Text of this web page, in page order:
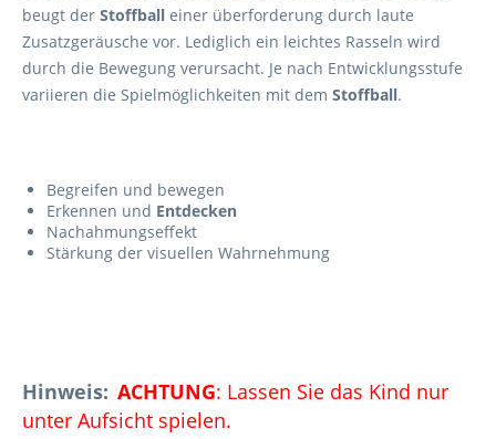
beugt der Stoffball einer überforderung durch laute
Zusatzgeräusche vor. Lediglich ein leichtes Rasseln wird
durch die Bewegung verursacht. Je nach Entwicklungsstufe
variieren die Spielmöglichkeiten mit dem Stoffball.
Begreifen und bewegen
Erkennen und Entdecken
Nachahmungseffekt
Stärkung der visuellen Wahrnehmung
Hinweis: ACHTUNG: Lassen Sie das Kind nur
unter Aufsicht spielen.